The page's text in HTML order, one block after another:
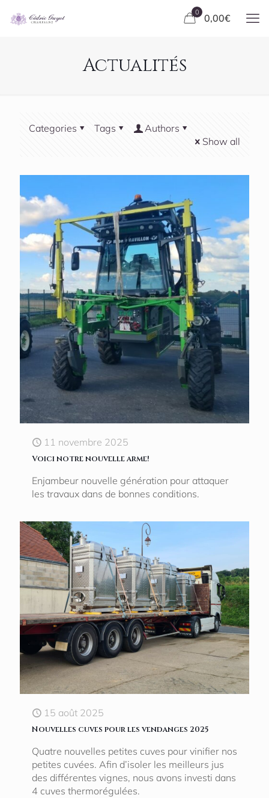
0 0,00€
Actualités
Categories Tags
Authors
Show all
11 novembre 2025
Voici notre nouvelle arme!
Enjambeur nouvelle génération pour attaquer
les travaux dans de bonnes conditions.
15 août 2025
Nouvelles cuves pour les vendanges 2025
Quatre nouvelles petites cuves pour vinifier nos
petites cuvées. Afin d’isoler les meilleurs jus
des différentes vignes, nous avons investi dans
4 cuves thermorégulées.